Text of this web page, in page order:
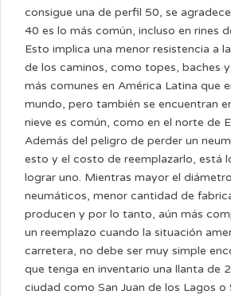
consigue una de perfil 50, se
40 es lo más común, incluso en rines
Esto implica una menor resistencia a
de los caminos, como topes, baches
más comunes en América Latina que
mundo, pero también se encuentran
nieve es común, como en el norte de
Además del peligro de perder un
esto y el costo de reemplazarlo, está
lograr uno. Mientras mayor el
neumáticos, menor cantidad de
producen y por lo tanto, aún más
un reemplazo cuando la situación
carretera, no debe ser muy simple
que tenga en inventario una llanta de
ciudad como San Juan de los Lagos o